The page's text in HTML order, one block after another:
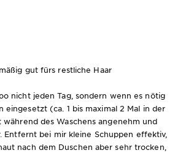
gut fürs restliche Haar
nicht jeden Tag, sondern wenn es nötig
eingesetzt (ca. 1 bis maximal 2 Mal in der
des Waschens angenehm und
Entfernt bei mir kleine Schuppen effektiv,
nach dem Duschen aber sehr trocken,